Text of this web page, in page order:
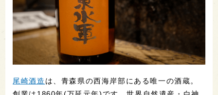
尾崎酒造 は、青森県の西海岸部にある唯一の酒蔵。